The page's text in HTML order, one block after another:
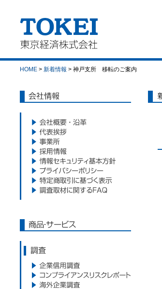
東京経済株式会社｜
TOKEI
HOME > 新着情報 > 神戸支所 移転のご案内
会社概要・沿革
代表挨拶
事業所
採用情報
情報セキュリティ基本方針
プライバシーポリシー
特定商取引に基づく表示
調査取材に関するFAQ
企業信用調査
コンプライアンスリスクレポー